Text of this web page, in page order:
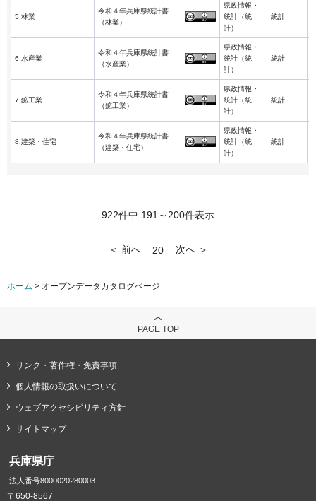
5.林業
令和４年兵庫県統計書
（林業）
県政情報・
統計（統
計）
統計
6.水産業
令和４年兵庫県統計書
（水産業）
県政情報・
統計（統
計）
統計
7.鉱工業
令和４年兵庫県統計書
（鉱工業）
県政情報・
統計（統
計）
統計
8.建築・住宅
令和４年兵庫県統計書
（建築・住宅）
県政情報・
統計（統
計）
統計
922件中 191～200件表示
＜ 前へ 20 次へ ＞
ホーム > オープンデータカタログページ
PAGE TOP
リンク・著作権・免責事項
個人情報の取扱いについて
ウェブアクセシビリティ方針
サイトマップ
兵庫県庁
法人番号8000020280003
〒650-8567